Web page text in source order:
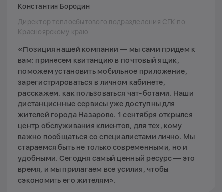
Константин Бородин
Директор теплосбытового подразделения СГК по
Красноярскому краю
«Позиция нашей компании — мы сами придем к
вам: принесем квитанцию в почтовый ящик,
поможем установить мобильное приложение,
зарегистрироваться в личном кабинете,
расскажем, как пользоваться чат-ботами. Наши
дистанционные сервисы уже доступны для
жителей города Назарово. 1 сентября открылся
центр обслуживания клиентов, для тех, кому
важно пообщаться со специалистами лично. Мы
стараемся быть не только современными, но и
удобными. Сегодня самый ценный ресурс — это
время, и мы прилагаем все усилия, чтобы
сэкономить его жителям».